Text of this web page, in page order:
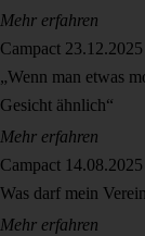
Mehr erfahren
Campact 23.12.2025
„Wenn man etwas
Gesicht ähnlich“
Mehr erfahren
Campact 14.08.2025
Was darf mein
Mehr erfahren